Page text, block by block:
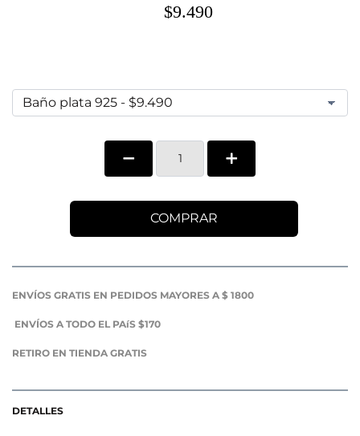
$9.490
COMPRAR
ENVÍOS GRATIS EN PEDIDOS MAYORES A $ 1800
ENVÍOS A TODO EL PAíS $170
RETIRO EN TIENDA GRATIS
DETALLES